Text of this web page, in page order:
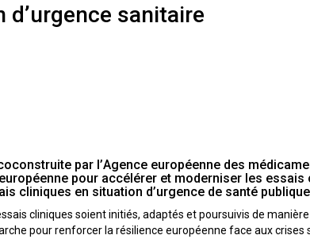
sanitaire
par l’Agence européenne des
pour accélérer et moderniser les essais
cliniques en situation d’urgence de santé
cliniques soient initiés, adaptés et poursuivis de
pour renforcer la résilience européenne face aux crises